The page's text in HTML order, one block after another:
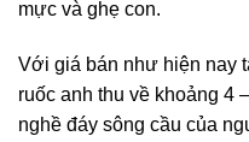
mực và ghẹ con.
Với giá bán như hiện nay
ruốc anh thu về khoảng 4
nghề đáy sông cầu của